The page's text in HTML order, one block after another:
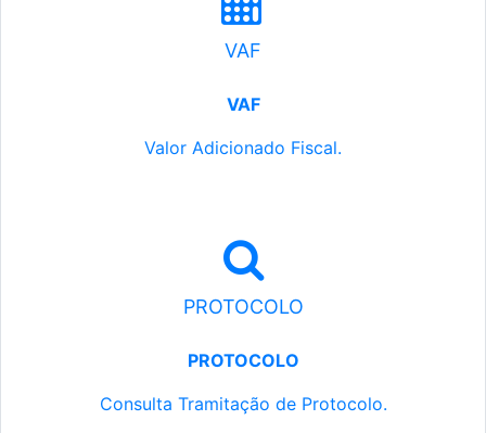
VAF
VAF
Valor Adicionado Fiscal.
PROTOCOLO
PROTOCOLO
Consulta Tramitação de Protocolo.